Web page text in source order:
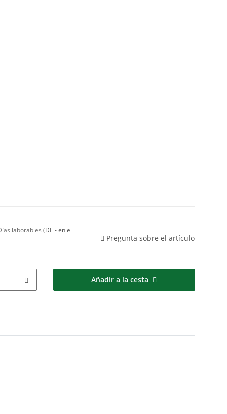
laborables (DE - en el
Pregunta sobre el artículo
Añadir a la cesta